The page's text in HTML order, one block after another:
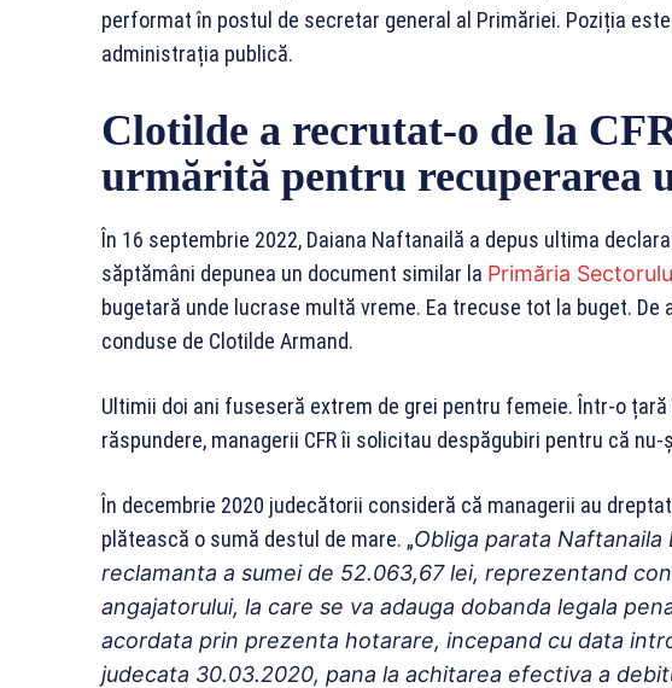
performat în postul de secretar general al Primăriei. Poziția
administrația publică.
Clotilde a recrutat-o de la
urmărită pentru recuperarea
În 16 septembrie 2022, Daiana Naftanailă a depus ultima
săptămâni depunea un document similar la Primăria
bugetară unde lucrase multă vreme. Ea trecuse tot la buget.
conduse de Clotilde Armand.
Ultimii doi ani fuseseră extrem de grei pentru femeie. Într-o
răspundere, managerii CFR îi solicitau despăgubiri pentru că
În decembrie 2020 judecătorii consideră că managerii au
plătească o sumă destul de mare. „Obliga parata Naftanaila
reclamanta a sumei de 52.063,67 lei, reprezentand
angajatorului, la care se va adauga dobanda legala
acordata prin prezenta hotarare, incepand cu data
judecata 30.03.2020, pana la achitarea efectiva a